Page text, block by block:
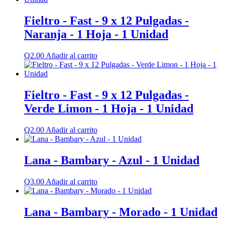
Fieltro - Fast - 9 x 12 Pulgadas -
Naranja - 1 Hoja - 1 Unidad
Q2.00 Añadir al carrito
Fieltro - Fast - 9 x 12 Pulgadas -
Verde Limon - 1 Hoja - 1 Unidad
Q2.00 Añadir al carrito
Lana - Bambary - Azul - 1 Unidad
Q3.00 Añadir al carrito
Lana - Bambary - Morado - 1 Unidad